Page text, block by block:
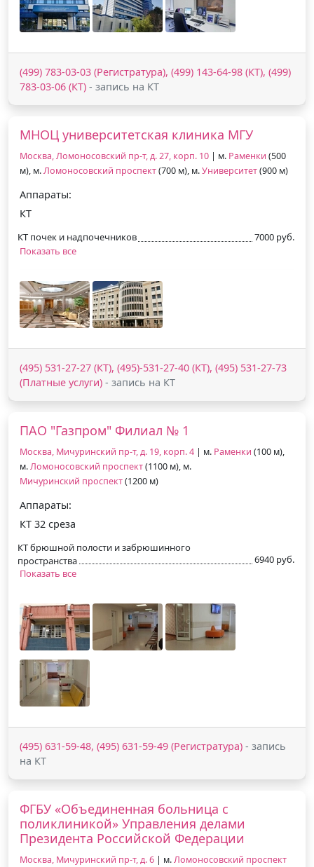
(499) 783-03-03 (Регистратура), (499) 143-64-98 (КТ), (499)
783-03-06 (КТ) - запись на КТ
МНОЦ университетская клиника МГУ
Москва, Ломоносовский пр-т, д. 27, корп. 10 | м. Раменки (500
м), м.Ломоносовский проспект(700 м), м.Университет(900 м)
Аппараты:
КТ
КТ почек и надпочечников
7000 руб.
Показать все
(495) 531-27-27 (КТ), (495)-531-27-40 (КТ), (495) 531-27-73
(Платные услуги) - запись на КТ
ПАО "Газпром" Филиал № 1
Москва, Мичуринский пр-т, д. 19, корп. 4 | м. Раменки (100 м),
м.Ломоносовский проспект(1100 м), м.
Мичуринский проспект(1200 м)
Аппараты:
КТ 32 среза
КТ брюшной полости и забрюшинного
пространства
6940 руб.
Показать все
(495) 631-59-48, (495) 631-59-49 (Регистратура) - запись
на КТ
ФГБУ «Объединенная больница с
поликлиникой» Управления делами
Президента Российской Федерации
Москва, Мичуринский пр-т, д. 6 | м.Ломоносовский проспект